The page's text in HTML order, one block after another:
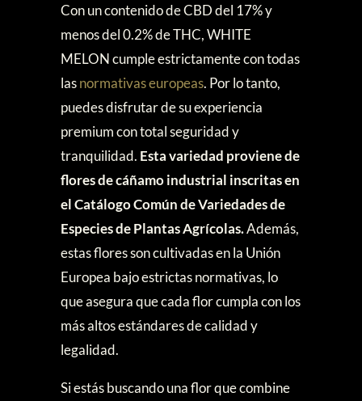
Con un contenido de CBD del 17% y
menos del 0.2% de THC, WHITE
MELON cumple estrictamente con todas
lasnormativas europeas. Por lo tanto,
puedes disfrutar de su experiencia
premium con total seguridad y
tranquilidad. Esta variedad proviene de
flores de cáñamo industrial inscritas en
el Catálogo Común de Variedades de
Especies de Plantas Agrícolas.Además,
estas flores son cultivadas en la Unión
Europea bajo estrictas normativas, lo
que asegura que cada flor cumpla con los
más altos estándares de calidad y
legalidad.
Si estás buscando una flor que combine